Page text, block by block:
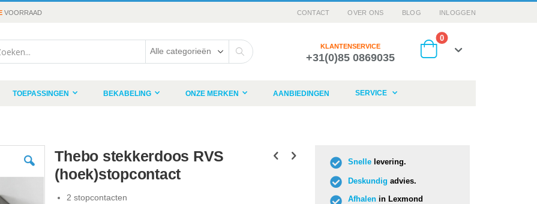
VOORRAAD CONTACT OVER ONS BLOG INLOGGEN
Cart
0producten
KLANTENSERVICE
+31(0)85 0869035
TOEPASSINGEN BEKABELING ONZE MERKEN AANBIEDINGEN SERVICE
Thebo stekkerdoos RVS
(hoek)stopcontact
2 stopcontacten
Snelle levering.
Deskundig advies.
Afhalen in Lexmond